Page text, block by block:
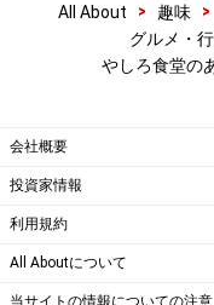
All About > 趣味 >
グルメ・
やしろ食堂の
会社概要
投資家情報
利用規約
All Aboutについて
当サイトの情報についての注意